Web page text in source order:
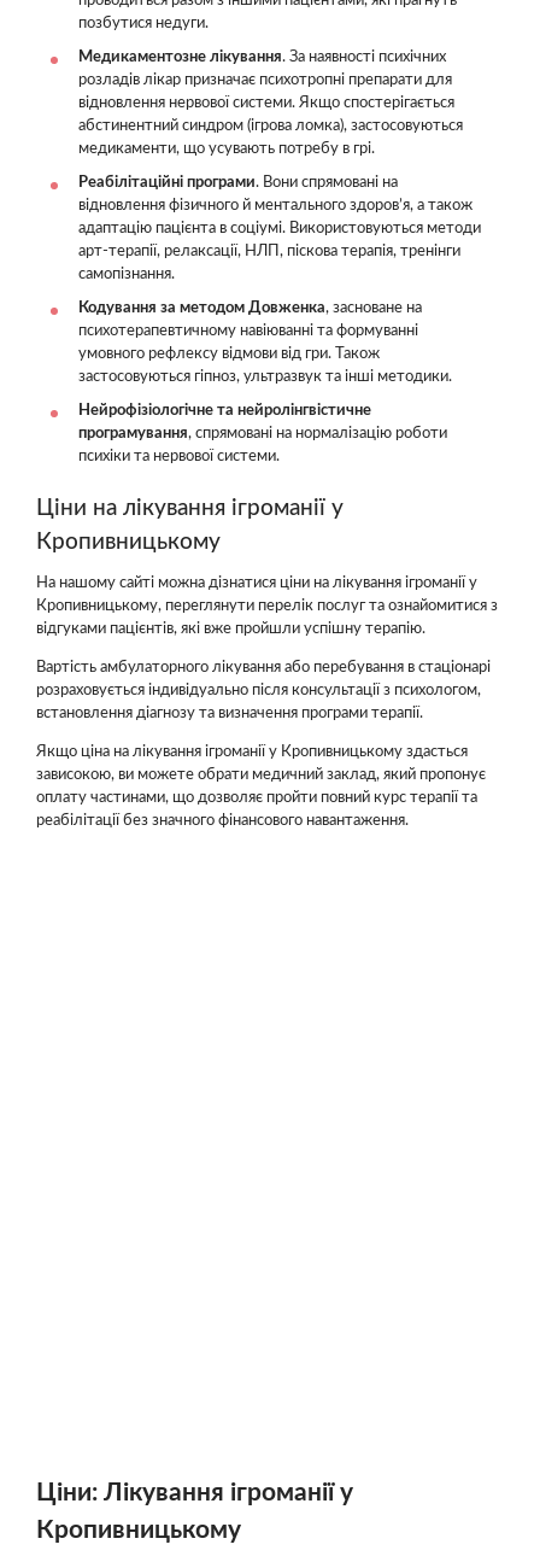
позбутися недуги.
Медикаментозне лікування. За наявності психічних
розладів лікар призначає психотропні препарати для
відновлення нервової системи. Якщо спостерігається
абстинентний синдром (ігрова ломка), застосовуються
медикаменти, що усувають потребу в грі.
Реабілітаційні програми. Вони спрямовані на
відновлення фізичного й ментального здоров’я, а також
адаптацію пацієнта в соціумі. Використовуються методи
арт-терапії, релаксації, НЛП, піскова терапія, тренінги
самопізнання.
Кодування за методом Довженка, засноване на
психотерапевтичному навіюванні та формуванні
умовного рефлексу відмови від гри. Також
застосовуються гіпноз, ультразвук та інші методики.
Нейрофізіологічне та нейролінгвістичне
програмування, спрямовані на нормалізацію роботи
психіки та нервової системи.
Ціни на лікування ігроманії у
Кропивницькому
На нашому сайті можна дізнатися ціни на лікування ігроманії у
Кропивницькому, переглянути перелік послуг та ознайомитися з
відгуками пацієнтів, які вже пройшли успішну терапію.
Вартість амбулаторного лікування або перебування в стаціонарі
розраховується індивідуально після консультації з психологом,
встановлення діагнозу та визначення програми терапії.
Якщо ціна на лікування ігроманії у Кропивницькому здасться
зависокою, ви можете обрати медичний заклад, який пропонує
оплату частинами, що дозволяє пройти повний курс терапії та
реабілітації без значного фінансового навантаження.
Ціни: Лікування ігроманії у
Кропивницькому